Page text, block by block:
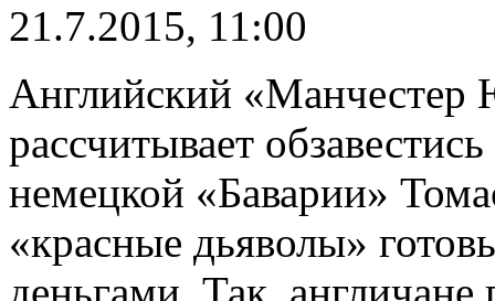
21.7.2015, 11:00
Английский «Манчестер
рассчитывает
немецкой «Баварии»
«красные дьяволы»
деньгами. Так,